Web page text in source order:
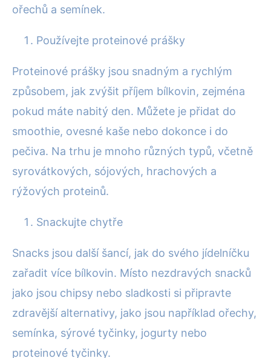
ořechů a semínek.
Používejte proteinové prášky
Proteinové prášky jsou snadným a rychlým
způsobem, jak zvýšit příjem bílkovin, zejména
pokud máte nabitý den. Můžete je přidat do
smoothie, ovesné kaše nebo dokonce i do
pečiva. Na trhu je mnoho různých typů, včetně
syrovátkových, sójových, hrachových a
rýžových proteinů.
Snackujte chytře
Snacks jsou další šancí, jak do svého jídelníčku
zařadit více bílkovin. Místo nezdravých snacků
jako jsou chipsy nebo sladkosti si připravte
zdravější alternativy, jako jsou například ořechy,
semínka, sýrové tyčinky, jogurty nebo
proteinové tyčinky.